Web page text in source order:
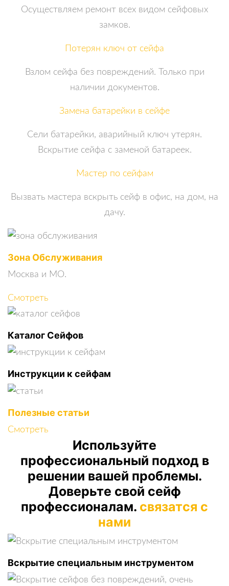
Осуществляем ремонт всех видом сейфовых
замков.
Потерян ключ от сейфа
Взлом сейфа без повреждений. Только при
наличии документов.
Замена батарейки в сейфе
Сели батарейки, аварийный ключ утерян.
Вскрытие сейфа с заменой батареек.
Мастер по сейфам
Вызвать мастера вскрыть сейф в офис, на дом, на
дачу.
Зона Обслуживания
Москва и МО.
Смотреть
Каталог Сейфов
Инструкции к сейфам
Полезные статьи
Смотреть
Используйте
профессиональный подход в
решении вашей проблемы.
Доверьте свой сейф
профессионалам. связатся с
нами
Вскрытие специальным инструментом